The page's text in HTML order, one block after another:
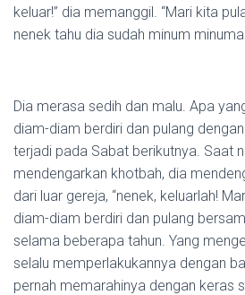
keluar!” dia memanggil. “Mari kita
nenek tahu dia sudah minum
Dia merasa sedih dan malu. Apa
diam-diam berdiri dan pulang
terjadi pada Sabat berikutnya. Saat
mendengarkan khotbah, dia
dari luar gereja, “nenek, keluarlah!
diam-diam berdiri dan pulang
selama beberapa tahun. Yang
selalu memperlakukannya dengan
pernah memarahinya dengan keras